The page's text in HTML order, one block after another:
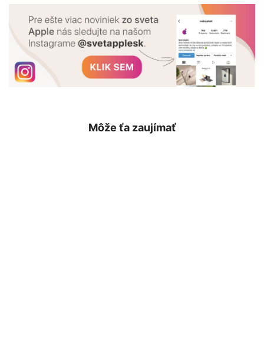
Môže ťa zaujímať